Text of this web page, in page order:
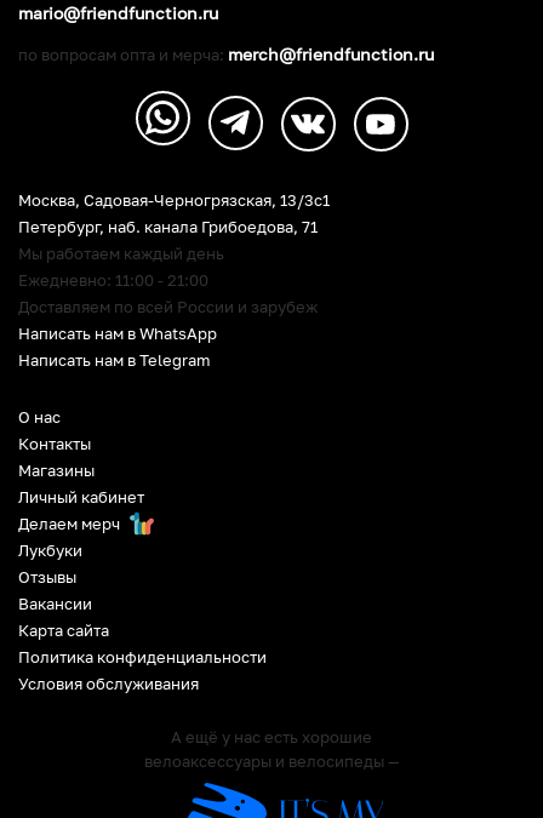
О нас
Контакты
Магазины
Личный кабинет
Делаем мерч
Лукбуки
Отзывы
Вакансии
Карта сайта
Политика конфиденциальности
Условия обслуживания
А ещё у нас есть хорошие
велоаксессуары и велосипеды —
Москва, Садовая-Черногрязская, 13/3c1
Петербург, наб. канала Грибоедова, 71
Мы работаем каждый день
Ежедневно: 11:00 - 21:00
Доставляем по всей России и зарубеж
Написать нам в WhatsApp
Написать нам в Telegram
mario@friendfunction.ru
по вопросам опта и мерча: merch@friendfunction.ru